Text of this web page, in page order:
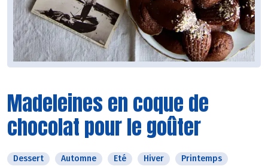
Madeleines en coque de
chocolat pour le goûter
Dessert Automne Eté Hiver Printemps